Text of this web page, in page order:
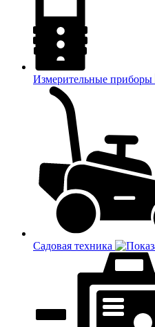
Измерительные приборы
Садовая техника